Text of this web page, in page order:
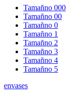
Tamañno 000
Tamañno 00
Tamañno 0
Tamañno 1
Tamañno 2
Tamañno 3
Tamañno 4
Tamañno 5
envases